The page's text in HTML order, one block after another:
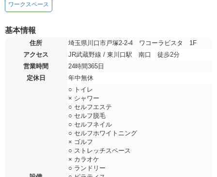
ワークスペース
基本情報
住所
埼玉県川口市戸塚2-2-4 ワコーラビスタ 1F
アクセス
JR武蔵野線 / 東川口駅 南口 徒歩2分
営業時間
24時間365日
定休日
年中無休
○ トイレ
× シャワー
○ セルフエステ
○ セルフ脱毛
○ セルフネイル
○ セルフホワイトニング
× ゴルフ
○ ストレッチスペース
× カラオケ
○ ランドリー